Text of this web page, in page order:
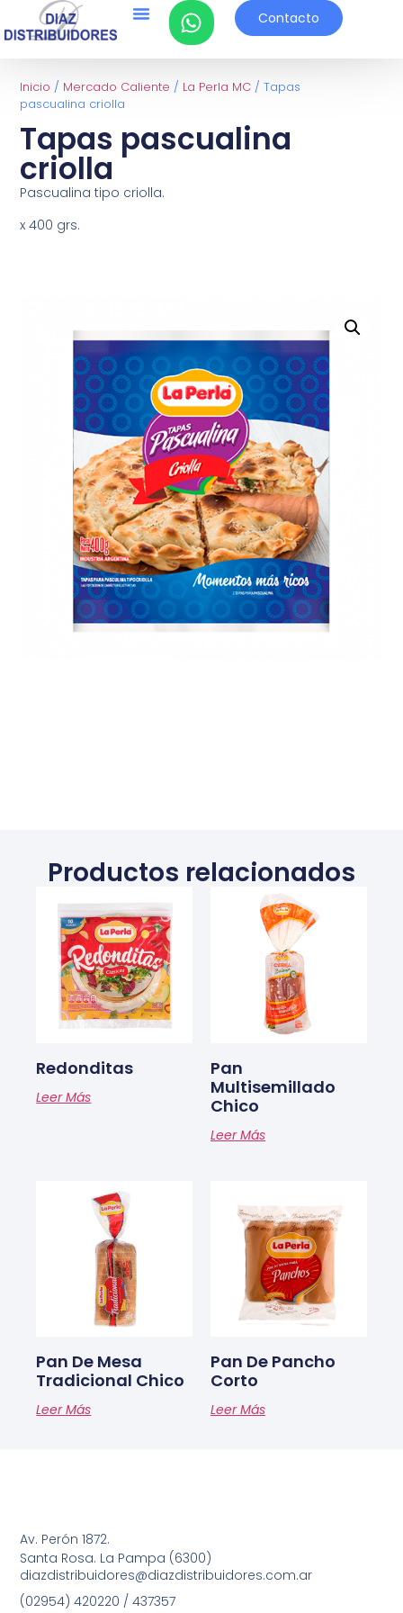
Contacto
Inicio / Mercado Caliente / La Perla MC / Tapas
pascualina criolla
Tapas pascualina
criolla
Pascualina tipo criolla.
x 400 grs.
Productos relacionados
Redonditas
Leer Más
Pan
Multisemillado
Chico
Leer Más
Pan De Mesa
Tradicional Chico
Leer Más
Pan De Pancho
Corto
Leer Más
Av. Perón 1872.
Santa Rosa. La Pampa (6300)
diazdistribuidores@diazdistribuidores.com.ar
(02954) 420220 / 437357